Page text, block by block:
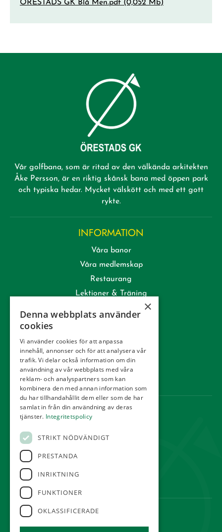
ÖRESTADS GK Blå Men.pdf (0,052 Mb)
Vår golfbana, som är ritad av den välkända arkitekten
Åke Persson, är en riktig skånsk bana med öppen park
och typiska hedar. Mycket välskött och med ett gott
rykte.
INFORMATION
Våra banor
Våra medlemskap
Restaurang
Lektioner & Träning
Tävling
Integritetspolicy
Webbshop
KONTAKT
Golfvägen
FÖLJ OSS
×
Denna webbplats använder
cookies
Vi använder cookies för att anpassa
innehåll, annonser och för att analysera vår
trafik. Vi delar också information om din
användning av vår webbplats med våra
reklam- och analyspartners som kan
kombinera den med annan information som
du har tillhandahållit dem eller som de har
samlat in från din användning av deras
tjänster. Integritetspolicy
STRIKT NÖDVÄNDIGT
PRESTANDA
INRIKTNING
FUNKTIONER
OKLASSIFICERADE